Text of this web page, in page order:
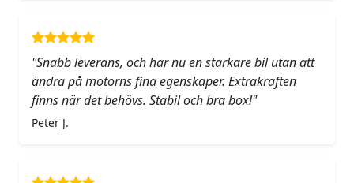
"Snabb leverans, och har nu en starkare bil utan att
ändra på motorns fina egenskaper. Extrakraften
finns när det behövs. Stabil och bra box!"
Peter J.